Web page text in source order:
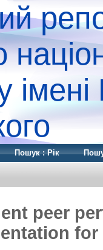
Пошук : Рік
peer